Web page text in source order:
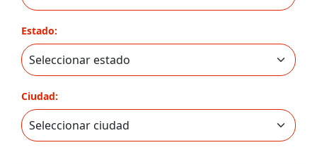
Estado:
Ciudad: